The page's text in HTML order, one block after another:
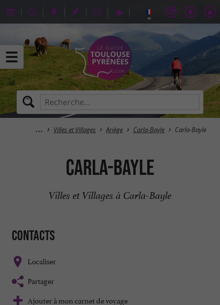
Villes et Villages Ariège Carla-Bayle Carla-Bayle
Carla-Bayle
Villes et Villages à Carla-Bayle
Contacts
Localiser
Partager
Ajouter à mon carnet de voyage